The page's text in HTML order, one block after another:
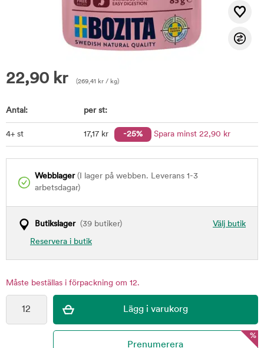
22,90 kr (269,41 kr / kg)
Antal: per st:
4+ st 17,17kr -25% Spara minst 22,90 kr
Webblager(I lager på webben. Leverans 1-3
arbetsdagar)
Välj butik
Butikslager(39 butiker)
Reservera i butik
Måste beställas i förpackning om 12.
%